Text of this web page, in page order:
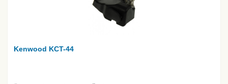
Kenwood KCT-44